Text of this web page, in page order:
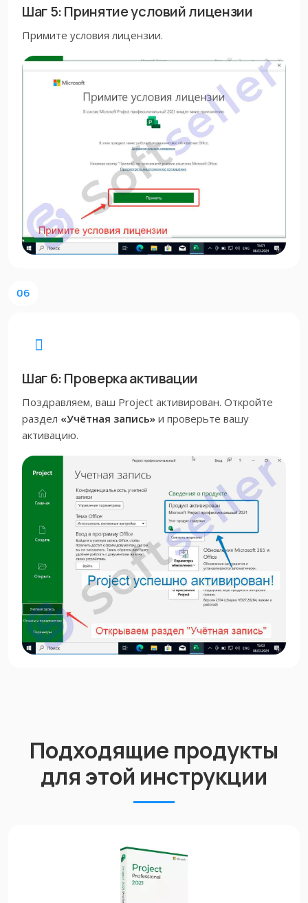
Шаг 5: Принятие условий лицензии
Примите условия лицензии.
06
Шаг 6: Проверка активации
Поздравляем, ваш Project активирован. Откройте
раздел «Учётная запись» и проверьте вашу
активацию.
Подходящие продукты
для этой инструкции